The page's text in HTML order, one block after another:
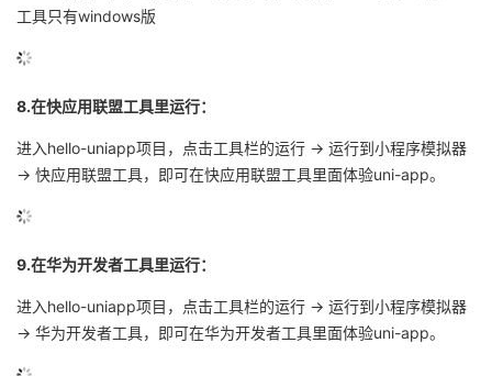
工具只有windows版
8.在快应用联盟工具里运行：
进入hello-uniapp项目，点击工具栏的运行 -> 运行到小程序模拟器
-> 快应用联盟工具，即可在快应用联盟工具里面体验uni-app。
9.在华为开发者工具里运行：
进入hello-uniapp项目，点击工具栏的运行 -> 运行到小程序模拟器
-> 华为开发者工具，即可在华为开发者工具里面体验uni-app。